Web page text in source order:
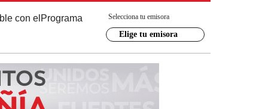
con el Programa Selecciona tu emisora
Elige tu emisora